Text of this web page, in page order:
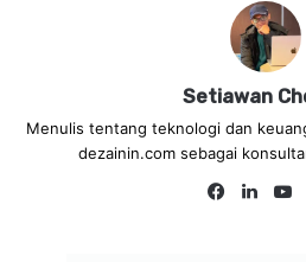
Setiawan
Menulis tentang teknologi dan
dezainin.com sebagai
Fa
Lin